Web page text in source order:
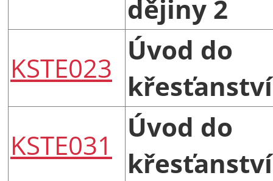
dějiny 2
KSTE023
Úvod do
KSTE031
Úvod do